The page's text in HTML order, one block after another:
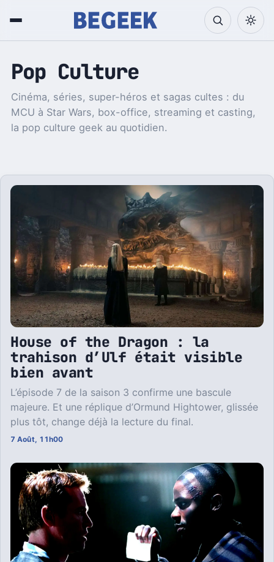
Pop Culture
Cinéma, séries, super-héros et sagas cultes : du
MCU à Star Wars, box-office, streaming et casting,
la pop culture geek au quotidien.
House of the Dragon : la
trahison d’Ulf était visible
bien avant
L’épisode 7 de la saison 3 confirme une bascule
majeure. Et une réplique d’Ormund Hightower, glissée
plus tôt, change déjà la lecture du final.
7 Août, 11h00